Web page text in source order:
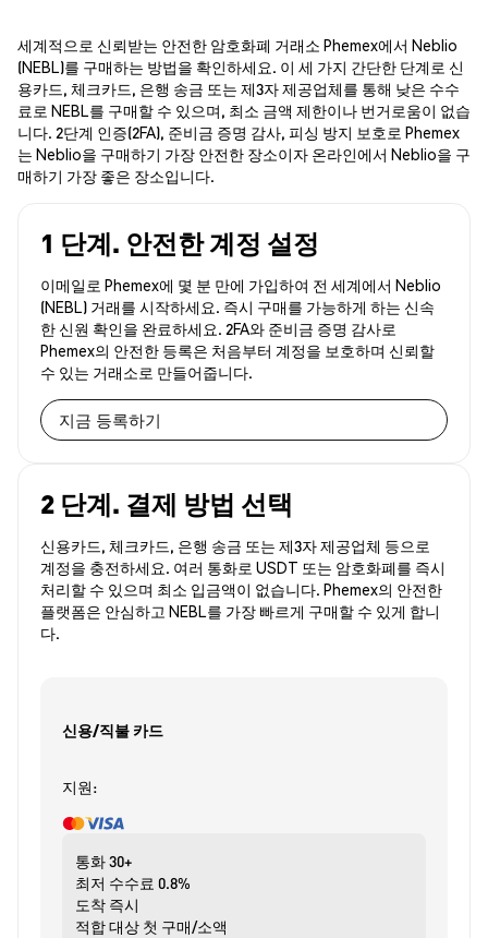
세계적으로 신뢰받는 안전한 암호화폐 거래소 Phemex에서 Neblio
(NEBL)를 구매하는 방법을 확인하세요. 이 세 가지 간단한 단계로 신
용카드, 체크카드, 은행 송금 또는 제3자 제공업체를 통해 낮은 수수
료로 NEBL를 구매할 수 있으며, 최소 금액 제한이나 번거로움이 없습
니다. 2단계 인증(2FA), 준비금 증명 감사, 피싱 방지 보호로 Phemex
는 Neblio을 구매하기 가장 안전한 장소이자 온라인에서 Neblio을 구
매하기 가장 좋은 장소입니다.
1 단계. 안전한 계정 설정
이메일로 Phemex에 몇 분 만에 가입하여 전 세계에서 Neblio
(NEBL) 거래를 시작하세요. 즉시 구매를 가능하게 하는 신속
한 신원 확인을 완료하세요. 2FA와 준비금 증명 감사로
Phemex의 안전한 등록은 처음부터 계정을 보호하며 신뢰할
수 있는 거래소로 만들어줍니다.
지금 등록하기
2 단계. 결제 방법 선택
신용카드, 체크카드, 은행 송금 또는 제3자 제공업체 등으로
계정을 충전하세요. 여러 통화로 USDT 또는 암호화폐를 즉시
처리할 수 있으며 최소 입금액이 없습니다. Phemex의 안전한
플랫폼은 안심하고 NEBL를 가장 빠르게 구매할 수 있게 합니
다.
신용/직불 카드
지원:
통화30+
최저 수수료 0.8%
도착 즉시
적합 대상 첫 구매/소액